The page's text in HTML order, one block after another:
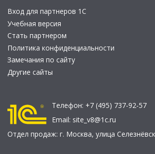
Вход для партнеров 1С
Учебная версия
Стать партнером
Политика конфиденциальности
Замечания по сайту
Другие сайты
Телефон: +7 (495) 737-92-57
Email: site_v8@1c.ru
Отдел продаж: г. Москва, улица